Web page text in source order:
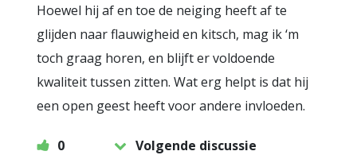
Hoewel hij af en toe de neiging heeft af te
glijden naar flauwigheid en kitsch, mag ik ‘m
toch graag horen, en blijft er voldoende
kwaliteit tussen zitten. Wat erg helpt is dat hij
een open geest heeft voor andere invloeden.
0 Volgende discussie